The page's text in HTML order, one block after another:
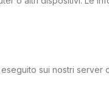
sui nostri server